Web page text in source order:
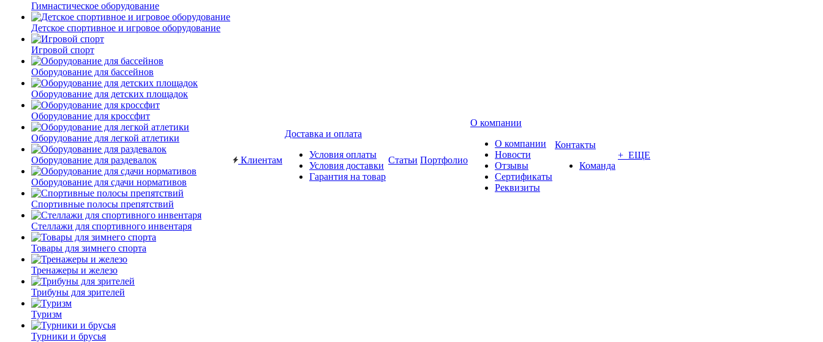
Гимнастическое оборудование
Детское спортивное и игровое оборудование
Игровой спорт
Оборудование для бассейнов
Оборудование для детских площадок
Оборудование для кроссфит
Оборудование для легкой атлетики
Оборудование для раздевалок
Оборудование для сдачи нормативов
Спортивные полосы препятствий
Стеллажи для спортивного инвентаря
Товары для зимнего спорта
Тренажеры и железо
Трибуны для зрителей
Туризм
Турники и брусья
Клиентам
Доставка и оплата
Условия оплаты
Условия доставки
Гарантия на товар
Статьи Портфолио
О компании
О компании
Новости
Отзывы
Сертификаты
Реквизиты
Контакты
Команда
+ ЕЩЕ